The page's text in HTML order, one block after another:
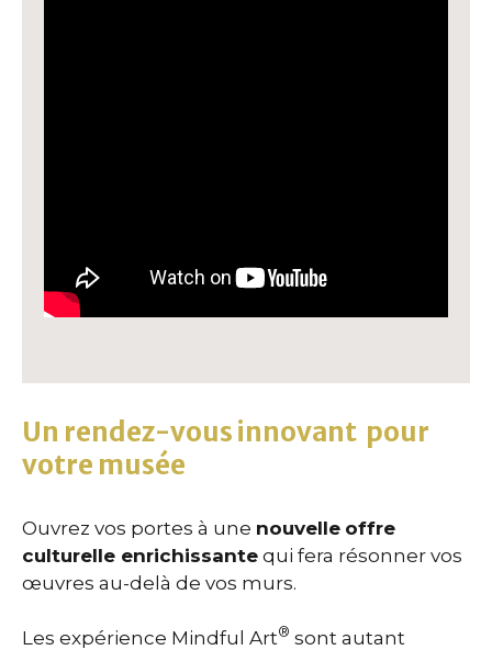
Un rendez-vous innovant pour
votre musée
Ouvrez vos portes à une nouvelle offre
culturelle enrichissante qui fera résonner vos
œuvres au-delà de vos murs.
Les expérience Mindful Art® sont autant